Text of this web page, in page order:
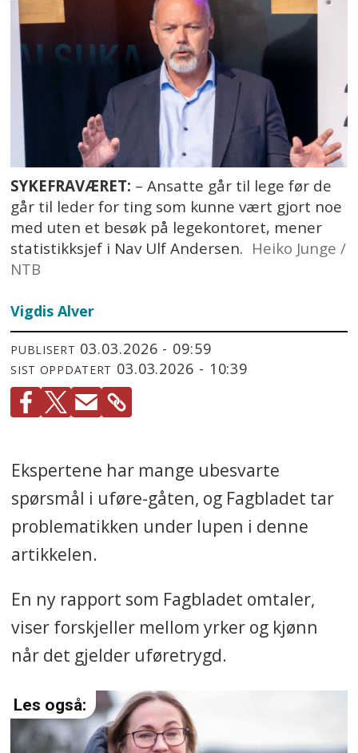
SYKEFRAVÆRET: – Ansatte går til lege før de
går til leder for ting som kunne vært gjort noe
med uten et besøk på legekontoret, mener
statistikksjef i Nav Ulf Andersen. Heiko Junge /
NTB
Vigdis Alver
PUBLISERT 03.03.2026 - 09:59
SIST OPPDATERT 03.03.2026 - 10:39
Ekspertene har mange ubesvarte
spørsmål i uføre-gåten, og Fagbladet tar
problematikken under lupen i denne
artikkelen.
En ny rapport som Fagbladet omtaler,
viser forskjeller mellom yrker og kjønn
når det gjelder uføretrygd.